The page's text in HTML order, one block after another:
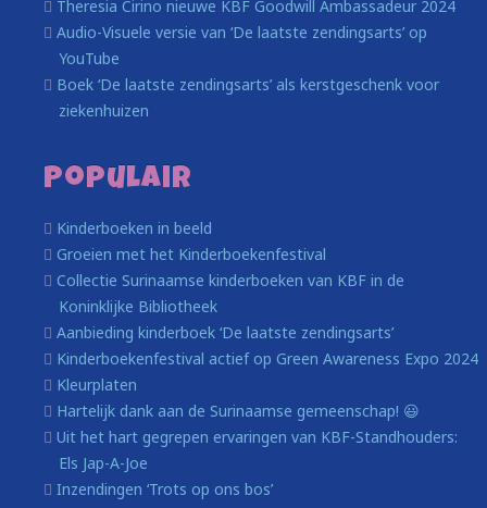
Theresia Cirino nieuwe KBF Goodwill Ambassadeur 2024
Audio-Visuele versie van ‘De laatste zendingsarts’ op
YouTube
Boek ‘De laatste zendingsarts’ als kerstgeschenk voor
ziekenhuizen
Populair
Kinderboeken in beeld
Groeien met het Kinderboekenfestival
Collectie Surinaamse kinderboeken van KBF in de
Koninklijke Bibliotheek
Aanbieding kinderboek ‘De laatste zendingsarts’
Kinderboekenfestival actief op Green Awareness Expo 2024
Kleurplaten
Hartelijk dank aan de Surinaamse gemeenschap! 😃
Uit het hart gegrepen ervaringen van KBF-Standhouders:
Els Jap-A-Joe
Inzendingen ‘Trots op ons bos’